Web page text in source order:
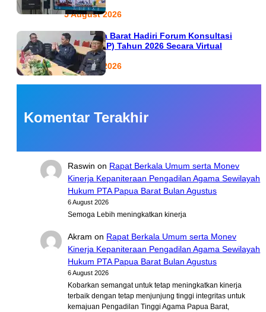
5 August 2026
PTA Papua Barat Hadiri Forum Konsultasi
Publik (FKP) Tahun 2026 Secara Virtual
5 August 2026
Komentar Terakhir
Raswin on Rapat Berkala Umum serta Monev
Kinerja Kepaniteraan Pengadilan Agama Sewilayah
Hukum PTA Papua Barat Bulan Agustus
6 August 2026
Semoga Lebih meningkatkan kinerja
Akram on Rapat Berkala Umum serta Monev
Kinerja Kepaniteraan Pengadilan Agama Sewilayah
Hukum PTA Papua Barat Bulan Agustus
6 August 2026
Kobarkan semangat untuk tetap meningkatkan kinerja
terbaik dengan tetap menjunjung tinggi integritas untuk
kemajuan Pengadilan Tinggi Agama Papua Barat,